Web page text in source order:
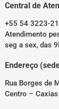
Central de
+55 54 3223-
Atendimento
seg a sex, das
Endereço
Rua Borges de
Centro –